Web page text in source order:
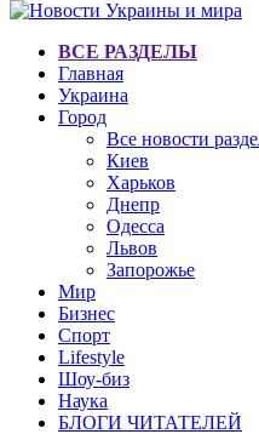
ВСЕ РАЗДЕЛЫ
Главная
Украина
Город
Все новости
Киев
Харьков
Днепр
Одесса
Львов
Запорожье
Мир
Бизнес
Спорт
Lifestyle
Шоу-биз
Наука
БЛОГИ ЧИТАТЕЛЕЙ